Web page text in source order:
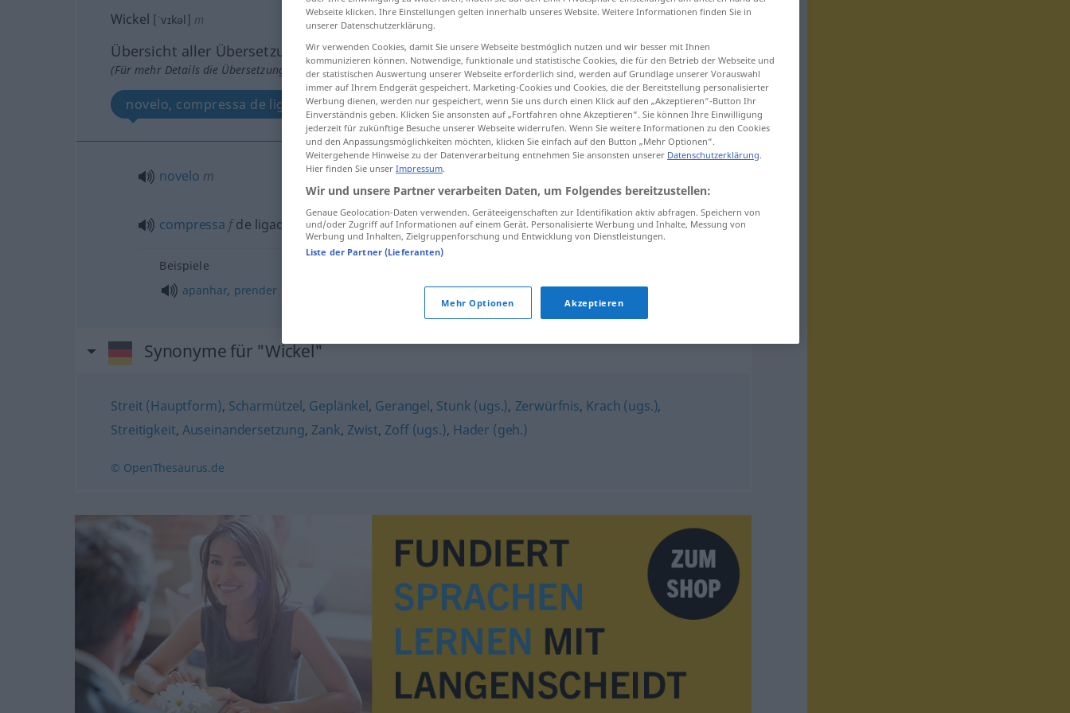
Wickel [ˈvɪkəl] m
Übersicht aller Übersetzungen
(Für mehr Details die Übersetzung anklicken/antippen)
novelo, compressa de ligaduras
novelo m
compressa fde ligaduras Wickel MED
Beispiele
apanhar, prender beimWickelkriegen UMG
Synonyme für "Wickel"
Streit (Hauptform), Scharmützel, Geplänkel, Gerangel, Stunk (ugs.), Zerwürfnis, Krach (ugs.),
Streitigkeit, Auseinandersetzung, Zank, Zwist, Zoff (ugs.), Hader (geh.)
© OpenThesaurus.de
Webseite klicken. Ihre Einstellungen gelten innerhalb unseres Website. Weitere Informationen finden Sie in
unserer Datenschutzerklärung.
Wir verwenden Cookies, damit Sie unsere Webseite bestmöglich nutzen und wir besser mit Ihnen
kommunizieren können. Notwendige, funktionale und statistische Cookies, die für den Betrieb der Webseite und
der statistischen Auswertung unserer Webseite erforderlich sind, werden auf Grundlage unserer Vorauswahl
immer auf Ihrem Endgerät gespeichert. Marketing-Cookies und Cookies, die der Bereitstellung personalisierter
Werbung dienen, werden nur gespeichert, wenn Sie uns durch einen Klick auf den „Akzeptieren“-Button Ihr
Einverständnis geben. Klicken Sie ansonsten auf „Fortfahren ohne Akzeptieren“. Sie können Ihre Einwilligung
jederzeit für zukünftige Besuche unserer Webseite widerrufen. Wenn Sie weitere Informationen zu den Cookies
und den Anpassungsmöglichkeiten möchten, klicken Sie einfach auf den Button „Mehr Optionen“.
Weitergehende Hinweise zu der Datenverarbeitung entnehmen Sie ansonsten unserer Datenschutzerklärung.
Hier finden Sie unser Impressum.
Wir und unsere Partner verarbeiten Daten, um Folgendes bereitzustellen:
Genaue Geolocation-Daten verwenden. Geräteeigenschaften zur Identifikation aktiv abfragen. Speichern von
und/oder Zugriff auf Informationen auf einem Gerät. Personalisierte Werbung und Inhalte, Messung von
Werbung und Inhalten, Zielgruppenforschung und Entwicklung von Dienstleistungen.
Liste der Partner (Lieferanten)
Mehr Optionen Akzeptieren